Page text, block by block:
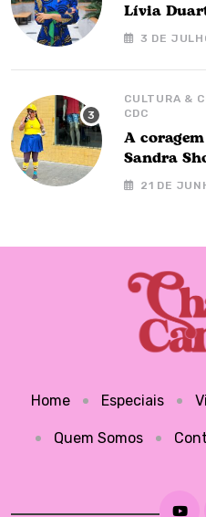
Lívia
com o
3 DE
CULTURA &
CDC
A
Sandra
21 DE
Home Especiais
Quem Somos